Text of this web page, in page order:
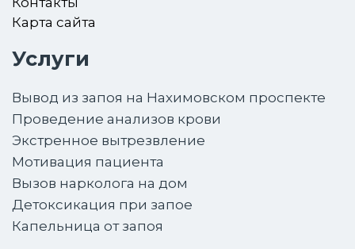
Карта сайта
Услуги
Вывод из запоя на Нахимовском проспекте
Проведение анализов крови
Экстренное вытрезвление
Мотивация пациента
Вызов нарколога на дом
Детоксикация при запое
Капельница от запоя